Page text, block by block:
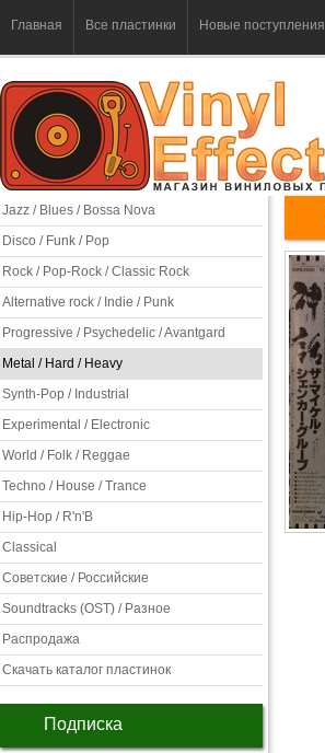
Главная Все пластинки Новые поступления
Jazz / Blues / Bossa Nova
Disco / Funk / Pop
Rock / Pop-Rock / Classic Rock
Alternative rock / Indie / Punk
Progressive / Psychedelic / Avantgard
Metal / Hard / Heavy
Synth-Pop / Industrial
Experimental / Electronic
World / Folk / Reggae
Techno / House / Trance
Hip-Hop / R'n'B
Classical
Советские / Российские
Soundtracks (OST) / Разное
Распродажа
Скачать каталог пластинок
Подписка